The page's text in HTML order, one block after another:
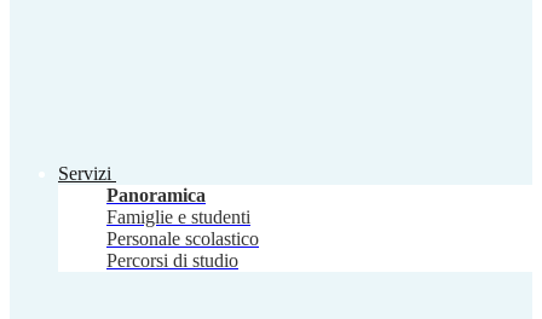
Servizi
Panoramica
Famiglie e studenti
Personale scolastico
Percorsi di studio